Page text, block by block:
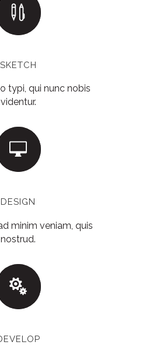
SKETCH
typi, qui nunc nobis
videntur.
DESIGN
minim veniam, quis
nostrud.